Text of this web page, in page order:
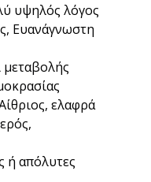
υψηλός λόγος
Ευανάγνωστη
ελαφρά
ή απόλυτες